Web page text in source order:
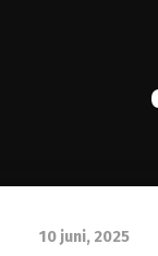
10 juni, 2025